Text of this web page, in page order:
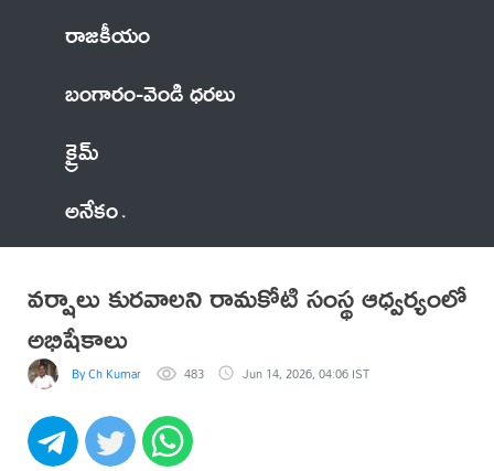
రాజకీయం
బంగారం-వెండి ధరలు
క్రైమ్
అనేకం
వర్షాలు కురవాలని రామకోటి సంస్థ ఆధ్వర్యంలో
అభిషేకాలు
By Ch Kumar 483 Jun 14, 2026, 04:06 IST